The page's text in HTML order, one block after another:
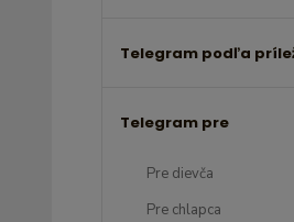
Telegram podľa
Telegram pre
Pre dievča
Pre chlapca